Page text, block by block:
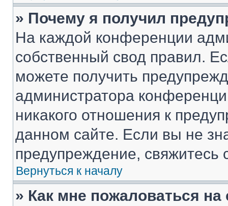
» Почему я получил
На каждой конференции
собственный свод правил.
можете получить
администратора
никакого отношения к
данном сайте. Если вы не
предупреждение,
Вернуться к началу
» Как мне пожаловаться